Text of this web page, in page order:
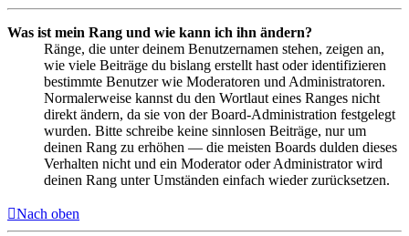
Was ist mein Rang und wie kann ich ihn ändern?
Ränge, die unter deinem Benutzernamen stehen, zeigen an,
wie viele Beiträge du bislang erstellt hast oder identifizieren
bestimmte Benutzer wie Moderatoren und Administratoren.
Normalerweise kannst du den Wortlaut eines Ranges nicht
direkt ändern, da sie von der Board-Administration festgelegt
wurden. Bitte schreibe keine sinnlosen Beiträge, nur um
deinen Rang zu erhöhen — die meisten Boards dulden dieses
Verhalten nicht und ein Moderator oder Administrator wird
deinen Rang unter Umständen einfach wieder zurücksetzen.
Nach oben